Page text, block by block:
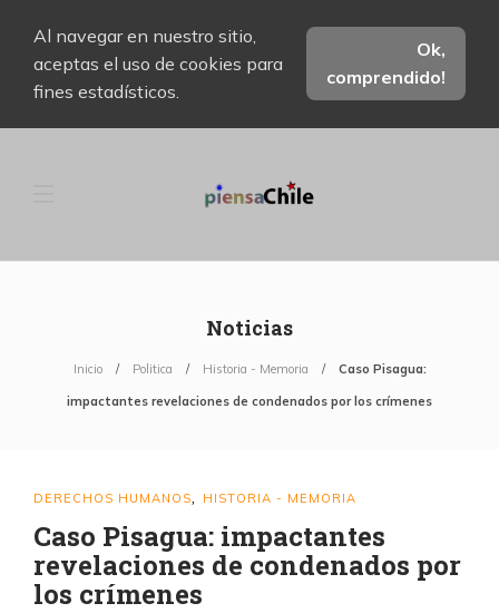
Al navegar en nuestro sitio,
aceptas el uso de cookies para
fines estadísticos.
Ok,
comprendido!
Noticias
Inicio Politica Historia - Memoria Caso Pisagua:
impactantes revelaciones de condenados por los crímenes
DERECHOS HUMANOS HISTORIA - MEMORIA
Caso Pisagua: impactantes
revelaciones de condenados por
los crímenes